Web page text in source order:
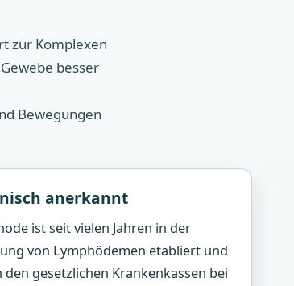
zur Komplexen
besser
Bewegungen
anerkannt
ist seit vielen Jahren in der
von Lymphödemen etabliert und
gesetzlichen Krankenkassen bei